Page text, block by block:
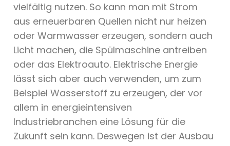
vielfältig nutzen. So kann man mit Strom
aus erneuerbaren Quellen nicht nur heizen
oder Warmwasser erzeugen, sondern auch
Licht machen, die Spülmaschine antreiben
oder das Elektroauto. Elektrische Energie
lässt sich aber auch verwenden, um zum
Beispiel Wasserstoff zu erzeugen, der vor
allem in energieintensiven
Industriebranchen eine Lösung für die
Zukunft sein kann. Deswegen ist der Ausbau